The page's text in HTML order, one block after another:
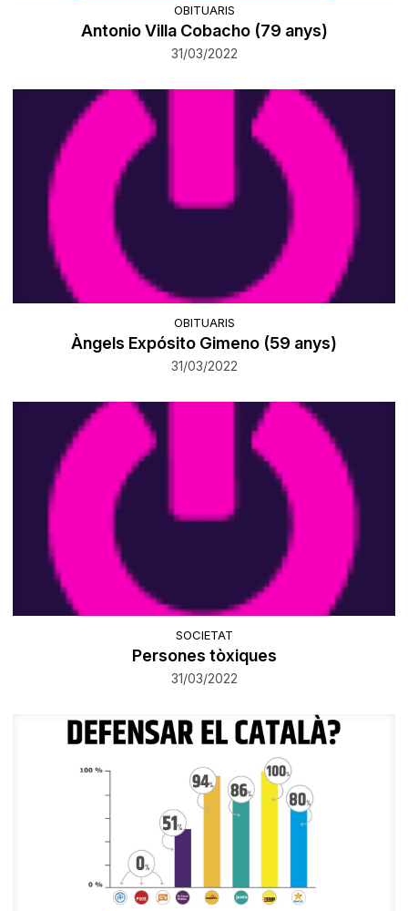
OBITUARIS
Antonio Villa Cobacho (79 anys)
31/03/2022
OBITUARIS
Àngels Expósito Gimeno (59 anys)
31/03/2022
SOCIETAT
Persones tòxiques
31/03/2022